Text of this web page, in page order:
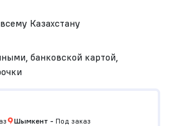
Казахстану
банковской картой,
Шымкент - Под заказ